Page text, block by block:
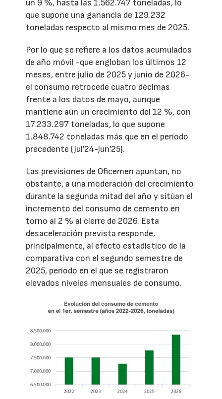
un 9 %, hasta las 1.562.747 toneladas, lo
que supone una ganancia de 129.232
toneladas respecto al mismo mes de 2025.
Por lo que se refiere a los datos acumulados
de año móvil -que engloban los últimos 12
meses, entre julio de 2025 y junio de 2026-
el consumo retrocede cuatro décimas
frente a los datos de mayo, aunque
mantiene aún un crecimiento del 12 %, con
17.233.297 toneladas, lo que supone
1.848.742 toneladas más que en el período
precedente (jul’24-jun’25).
Las previsiones de Oficemen apuntan, no
obstante, a una moderación del crecimiento
durante la segunda mitad del año y sitúan el
incremento del consumo de cemento en
torno al 2 % al cierre de 2026. Esta
desaceleración prevista responde,
principalmente, al efecto estadístico de la
comparativa con el segundo semestre de
2025, período en el que se registraron
elevados niveles mensuales de consumo.